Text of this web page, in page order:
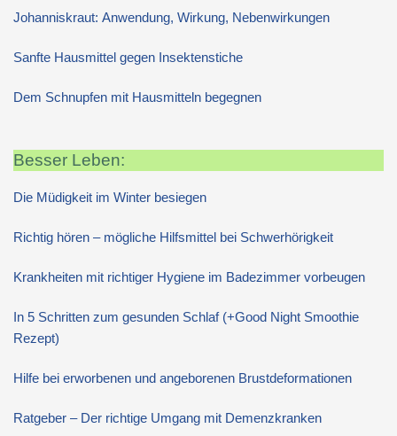
Johanniskraut: Anwendung, Wirkung, Nebenwirkungen
Sanfte Hausmittel gegen Insektenstiche
Dem Schnupfen mit Hausmitteln begegnen
Besser Leben:
Die Müdigkeit im Winter besiegen
Richtig hören – mögliche Hilfsmittel bei Schwerhörigkeit
Krankheiten mit richtiger Hygiene im Badezimmer vorbeugen
In 5 Schritten zum gesunden Schlaf (+Good Night Smoothie
Rezept)
Hilfe bei erworbenen und angeborenen Brustdeformationen
Ratgeber – Der richtige Umgang mit Demenzkranken